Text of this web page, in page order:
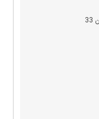
من نصب کردم تو about نوشته ورژن 33